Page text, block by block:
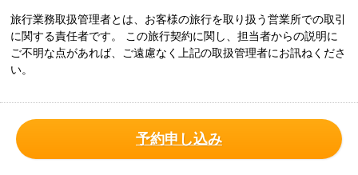
旅行業務取扱管理者とは、お客様の旅行を取り扱う営業所での取引
に関する責任者です。 この旅行契約に関し、担当者からの説明に
ご不明な点があれば、ご遠慮なく上記の取扱管理者にお訊ねくださ
い。
予約申し込み